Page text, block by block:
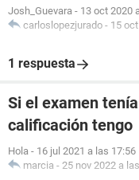
Josh_Guevara - 13 oct 2020
carloslopezjurado - 15
1 respuesta
Si el examen
calificación tengo
Hola - 16 jul 2021 a las 17:56
marcia - 25 nov 2022 a